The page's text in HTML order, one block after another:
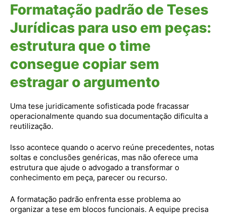
Formatação padrão de Teses
Jurídicas para uso em peças:
estrutura que o time
consegue copiar sem
estragar o argumento
Uma tese juridicamente sofisticada pode fracassar
operacionalmente quando sua documentação dificulta a
reutilização.
Isso acontece quando o acervo reúne precedentes, notas
soltas e conclusões genéricas, mas não oferece uma
estrutura que ajude o advogado a transformar o
conhecimento em peça, parecer ou recurso.
A formatação padrão enfrenta esse problema ao
organizar a tese em blocos funcionais. A equipe precisa